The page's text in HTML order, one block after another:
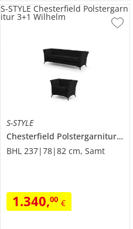
S-STYLE
Chesterfield Polstergarnitur 3+1
BHL 237|78|82 cm, Samt
1.340,00 €
S-STYLE Chesterfield Polstergarn
itur 3+1 Wilhelm